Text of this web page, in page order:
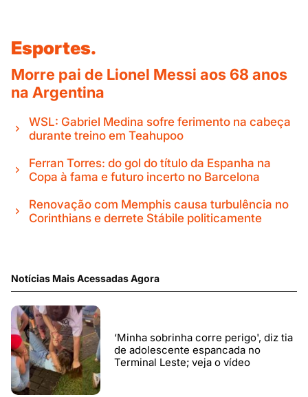
Esportes.
Morre pai de Lionel Messi aos 68 anos
na Argentina
WSL: Gabriel Medina sofre ferimento na cabeça
durante treino em Teahupoo
Ferran Torres: do gol do título da Espanha na
Copa à fama e futuro incerto no Barcelona
Renovação com Memphis causa turbulência no
Corinthians e derrete Stábile politicamente
Notícias Mais Acessadas Agora
‘Minha sobrinha corre perigo', diz tia
de adolescente espancada no
Terminal Leste; veja o vídeo